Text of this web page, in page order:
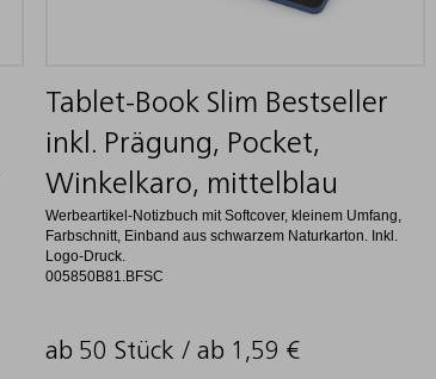
Tablet-Book Slim Bestseller
inkl. Prägung, Pocket,
Winkelkaro, mittelblau
Werbeartikel-Notizbuch mit Softcover, kleinem Umfang,
Farbschnitt, Einband aus schwarzem Naturkarton. Inkl.
Logo-Druck.
005850B81.BFSC
ab 50 Stück / ab 1,59 €